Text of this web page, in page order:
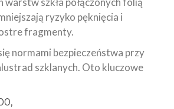
ryzyko pęknięcia i
fragmenty.
normami bezpieczeństwa przy
szklanych. Oto kluczowe